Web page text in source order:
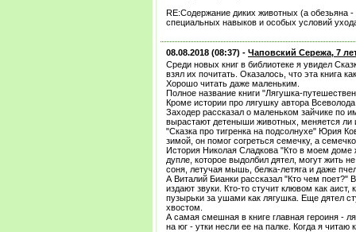
RE:Содержание диких животных (а обезьяна
специальных навыков и особых условий
08.08.2018 (08:37) - Чаповский Сережа, 7
Среди новых книг в библиотеке я увидел
взял их почитать. Оказалось, что эта книга
Хорошо читать даже маленьким.
Полное название книги "Лягушка-
Кроме истории про лягушку автора
Заходер рассказал о маленьком зайчике по
вырастают детеныши животных, меняется ли
"Сказка про тигренка на подсолнухе" Юрия
зимой, он помог согреться семечку, а
История Николая Сладкова "Кто в моем доме
дупле, которое выдолбил дятел, могут жить
соня, летучая мышь, белка-летяга и даже
А Виталий Бианки рассказал "Кто чем поет?"
издают звуки. Кто-то стучит клювом как аист,
пузырьки за ушами как лягушка. Еще дятел
хвостом.
А самая смешная в книге главная героиня -
на юг - утки несли ее на палке. Когда я читаю